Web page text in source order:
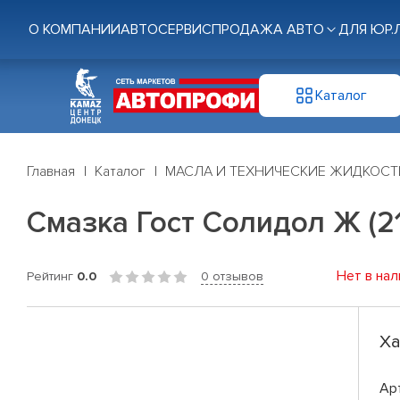
О КОМПАНИИАВТОСЕРВИСПРОДАЖА АВТО ДЛЯ
Каталог
Главная Каталог МАСЛА И ТЕХНИЧЕСКИЕ
Смазка Гост Солидол Ж
Рейтинг 0.0 0 отзывов Нет в